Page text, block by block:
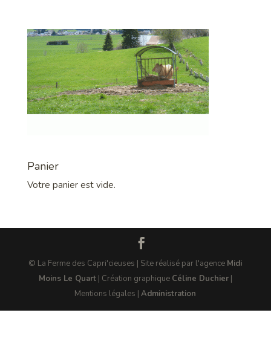
Panier
Votre panier est vide.
© La Ferme des Capri'cieuses | Site réalisé par l'agence Midi
Moins Le Quart| Création graphique Céline Duchier|
Mentions légales |Administration